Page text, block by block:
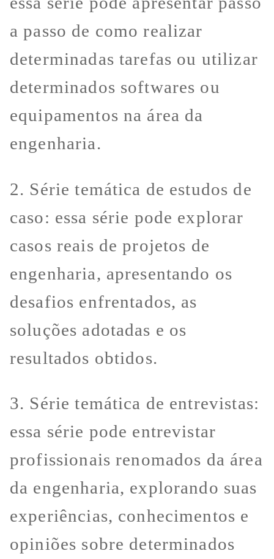
a passo de como realizar
determinadas tarefas ou utilizar
determinados softwares ou
equipamentos na área da
engenharia.
2. Série temática de estudos de
caso: essa série pode explorar
casos reais de projetos de
engenharia, apresentando os
desafios enfrentados, as
soluções adotadas e os
resultados obtidos.
3. Série temática de entrevistas:
essa série pode entrevistar
profissionais renomados da área
da engenharia, explorando suas
experiências, conhecimentos e
opiniões sobre determinados